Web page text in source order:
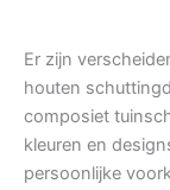
Er zijn
houten
composiet
kleuren en
persoonlijke